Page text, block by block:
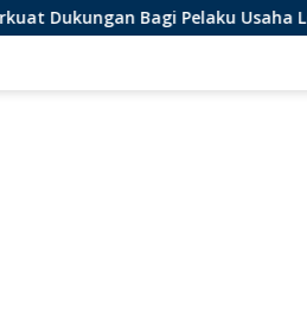
Usaha Lokal di Bengkulu